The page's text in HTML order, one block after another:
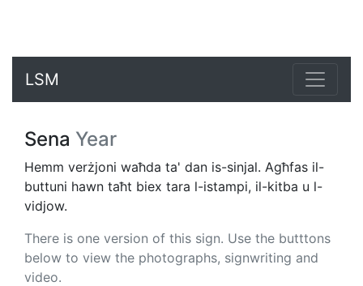
LSM
Sena Year
Hemm verżjoni waħda ta' dan is-sinjal. Agħfas il-
buttuni hawn taħt biex tara l-istampi, il-kitba u l-
vidjow.
There is one version of this sign. Use the butttons
below to view the photographs, signwriting and
video.